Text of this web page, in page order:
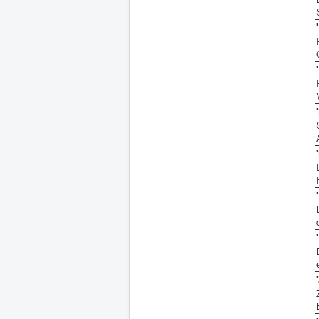
'
'
'
'
'
'
'